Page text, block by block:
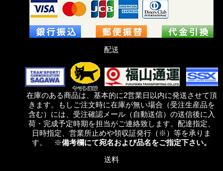
配送
在庫のある商品は、基本的に2営業日以内に発送させて頂
きます。もしご注文時に在庫が無い場合（受注生産品を
含む）には、受注確認メール（自動送信）の送信後に入
荷・完成予定時期を担当がご連絡致します。配達指定、
日時指定、営業所止めや領収証発行（※）等を承りま
す。 ※備考欄にて宛名および品名をご指定下さい。
送料